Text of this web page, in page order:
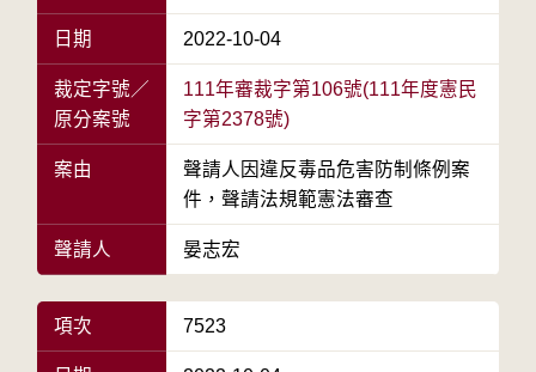
日期 2022-10-04
裁定字號／
原分案號
111年審裁字第106號(111年度憲民
字第2378號)
案由
聲請人因違反毒品危害防制條例案
件，聲請法規範憲法審查
聲請人 晏志宏
項次 7523